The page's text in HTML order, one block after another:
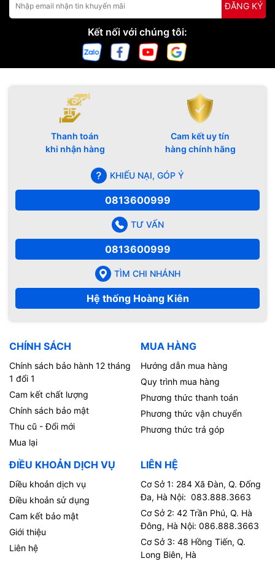
ĐĂNG KÝ
Kết nối với chúng tôi:
Thanh toán
khi nhận hàng
Cam kết uy tín
hàng chính hãng
KHIẾU NẠI, GÓP Ý
0813600999
TƯ VẤN
0813600999
TÌM CHI NHÁNH
Hệ thống Hoàng Kiên
CHÍNH SÁCH
Chính sách bảo hành 12 tháng
1 đổi 1
Cam kết chất lượng
Chính sách bảo mật
Thu cũ - Đổi mới
Mua lại
MUA HÀNG
Hướng dẫn mua hàng
Quy trình mua hàng
Phương thức thanh toán
Phương thức vận chuyển
Phương thức trả góp
ĐIỀU KHOẢN DỊCH VỤ
Diều khoản dịch vụ
Điều khoản sử dụng
Cam kết bảo mật
Giới thiệu
Liên hệ
LIÊN HỆ
Cơ Sở 1: 284 Xã Đàn, Q. Đống
Đa, Hà Nội: 083.888.3663
Cơ Sở 2: 42 Trần Phú, Q. Hà
Đông, Hà Nội: 086.888.3663
Cơ Sở 3: 48 Hồng Tiến, Q.
Long Biên, Hà